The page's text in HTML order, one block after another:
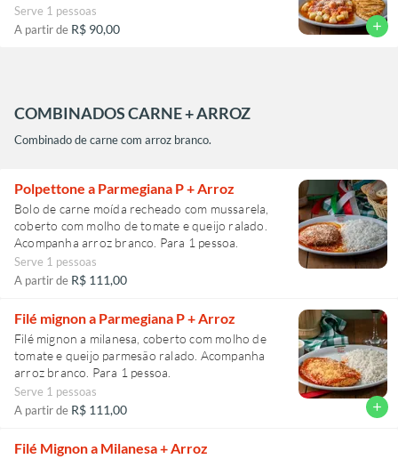
Serve 1 pessoas
A partir de R$ 90,00 add
COMBINADOS CARNE + ARROZ
Combinado de carne com arroz branco.
Polpettone a Parmegiana P + Arroz
Bolo de carne moída recheado com mussarela,
coberto com molho de tomate e queijo ralado.
Acompanha arroz branco. Para 1 pessoa.
Serve 1 pessoas
A partir de R$ 111,00
Filé mignon a Parmegiana P + Arroz
Filé mignon a milanesa, coberto com molho de
tomate e queijo parmesão ralado. Acompanha
arroz branco. Para 1 pessoa.
Serve 1 pessoas
A partir de R$ 111,00 add
Filé Mignon a Milanesa + Arroz